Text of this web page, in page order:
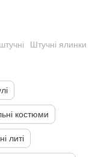
Штучні ялинки
костюми
литі